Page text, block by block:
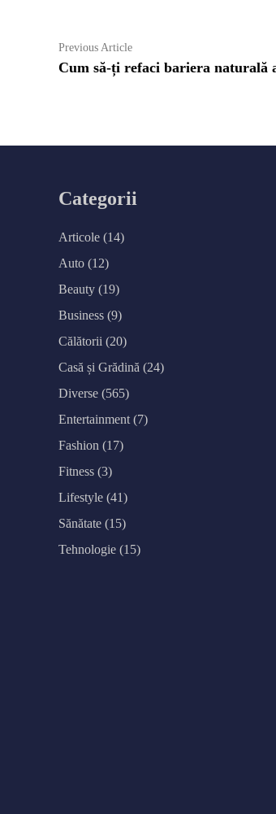
Navigare
în
Previous ArticlePrevious
article:
Cum să-ți refaci bariera naturală
Categorii
Articole (14)
Auto (12)
Beauty (19)
Business (9)
Călătorii (20)
Casă și Grădină (24)
Diverse (565)
Entertainment (7)
Fashion (17)
Fitness (3)
Lifestyle (41)
Sănătate (15)
Tehnologie (15)